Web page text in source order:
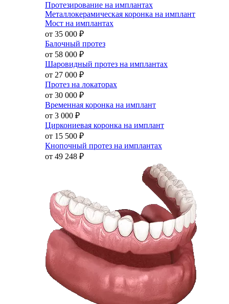
Протезирование на имплантах
Металлокерамическая коронка на имплант
Мост на имплантах
от 35 000 ₽
Балочный протез
от 58 000 ₽
Шаровидный протез на имплантах
от 27 000 ₽
Протез на локаторах
от 30 000 ₽
Временная коронка на имплант
от 3 000 ₽
Циркониевая коронка на имплант
от 15 500 ₽
Кнопочный протез на имплантах
от 49 248 ₽